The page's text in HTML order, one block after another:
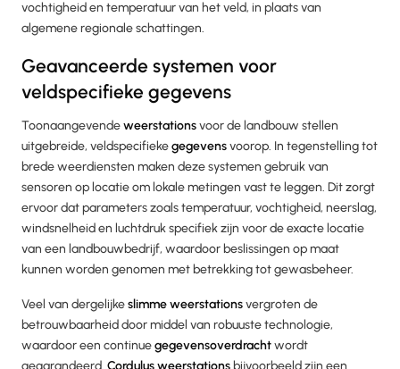
vochtigheid en temperatuur van het veld, in plaats van
algemene regionale schattingen.
Geavanceerde systemen voor
veldspecifieke gegevens
Toonaangevendeweerstationsvoor de landbouw stellen
uitgebreide, veldspecifiekegegevensvoorop. In tegenstelling tot
brede weerdiensten maken deze systemen gebruik van
sensoren op locatie om lokale metingen vast te leggen. Dit zorgt
ervoor dat parameters zoals temperatuur, vochtigheid, neerslag,
windsnelheid en luchtdruk specifiek zijn voor de exacte locatie
van een landbouwbedrijf, waardoor beslissingen op maat
kunnen worden genomen met betrekking tot gewasbeheer.
Veel van dergelijkeslimme weerstationsvergroten de
betrouwbaarheid door middel van robuuste technologie,
waardoor een continuegegevensoverdrachtwordt
gegarandeerd. Cordulus weerstations bijvoorbeeld zijn een